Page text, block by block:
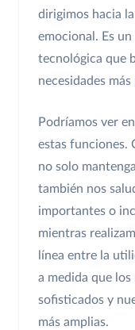
dirigimos hacia
emocional. Es
tecnológica que
necesidades
Podríamos ver
estas funciones.
no solo
también nos
importantes o
mientras
línea entre la
a medida que
sofisticados y
más amplias.